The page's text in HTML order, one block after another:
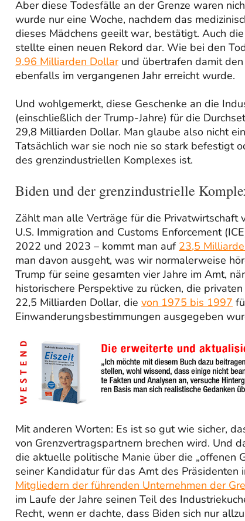
Aber diese Todesfälle an der Grenze waren
wurde nur eine Woche, nachdem das
dieses Mädchens geeilt war, bestätigt. Auch
stellte einen neuen Rekord dar. Wie bei den
9,96 Milliarden Dollarund übertrafen damit den
ebenfalls im vergangenen Jahr erreicht wurde.
Und wohlgemerkt, diese Geschenke an die
(einschließlich der Trump-Jahre) für die
29,8 Milliarden Dollar. Man glaube also nicht
Tatsächlich war sie noch nie so stark befestigt
des grenzindustriellen Komplexes ist.
Biden und der grenzindustrielle
Zählt man alle Verträge für die Privatwirtschaft
U.S. Immigration and Customs Enforcement
2022 und 2023 – kommt man auf 23,5
man davon ausgeht, was wir normalerweise
Trump für seine gesamten vier Jahre im Amt,
historischere Perspektive zu rücken, die
22,5 Milliarden Dollar, die von 1975 bis 1997
Einwanderungsbestimmungen ausgegeben
Mit anderen Worten: Es ist so gut wie sicher,
von Grenzvertragspartnern brechen wird. Und
die aktuelle politische Manie über die „offenen
seiner Kandidatur für das Amt des Präsidenten
Mitgliedern der führenden Unternehmen der
im Laufe der Jahre seinen Teil des
Recht, wenn er dachte, dass Biden sich nur